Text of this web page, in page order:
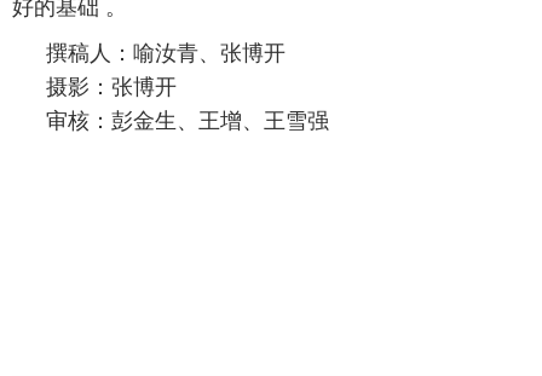
好的基础 。
撰稿人：喻汝青、张博开
摄影：张博开
审核：彭金生、王增、王雪强